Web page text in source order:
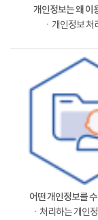
개인정보는 왜 이
ㆍ개인정보 처
어떤 개인정보를
ㆍ처리하는 개인